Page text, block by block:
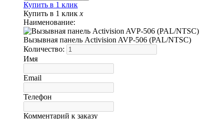
Купить в 1 клик
Купить в 1 клик x
Наименование:
Вызывная панель Activision AVP-506 (PAL/NTSC)
Количество:
Имя
Email
Телефон
Комментарий к заказу